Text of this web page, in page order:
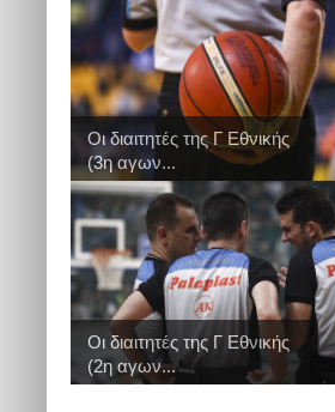
Οι διαιτητές της Γ Εθνικής
(3η αγων...
Οι διαιτητές της Γ Εθνικής
(2η αγων...